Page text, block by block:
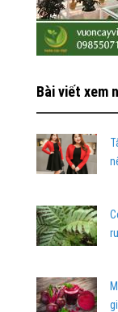
Bài viết xem